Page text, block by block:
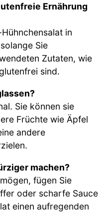
Ernährung
in
Sie
Zutaten, wie
sind.
Sie können sie
Früchte wie Äpfel
andere
machen?
fügen Sie
oder scharfe Sauce
einen aufregenden